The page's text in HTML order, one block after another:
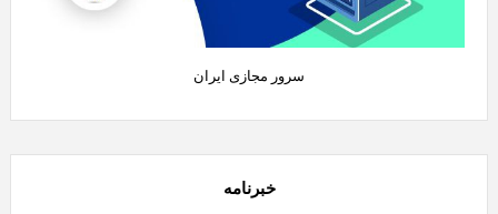
سرور مجازی ایران
خبرنامه